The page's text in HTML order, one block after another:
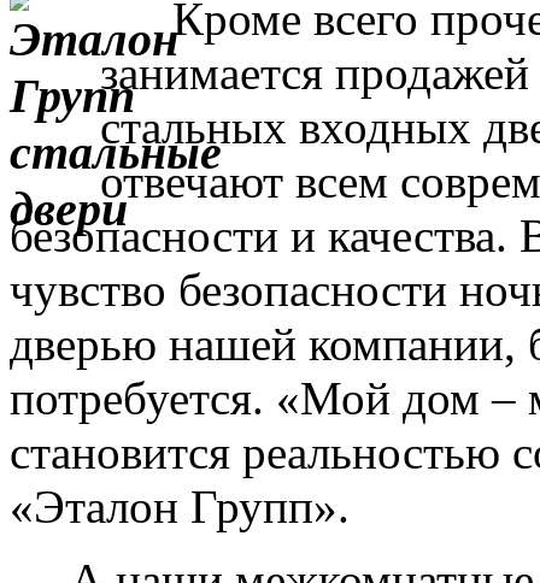
Кроме всего
занимается
стальных входных
отвечают всем
безопасности и
чувство безопасности
дверью нашей компании,
потребуется. «Мой дом –
становится реальностью
«Эталон Групп».